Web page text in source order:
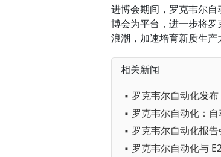
进博会期间，罗克韦尔
博会为平台，进一步将
浪潮，加速培育新质生产
相关新闻